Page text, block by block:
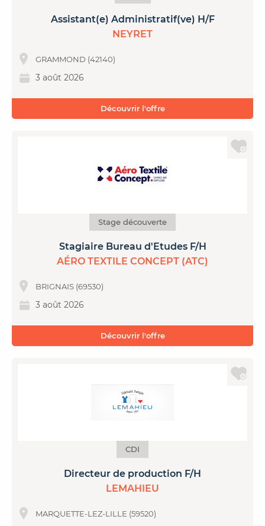
Assistant(e) Administratif(ve) H/F
NEYRET
GRAMMOND (42140)
3 août 2026
Découvrir l'offre
Stage découverte
Stagiaire Bureau d'Etudes F/H
AÉRO TEXTILE CONCEPT (ATC)
BRIGNAIS (69530)
3 août 2026
Découvrir l'offre
CDI
Directeur de production F/H
LEMAHIEU
MARQUETTE-LEZ-LILLE (59520)